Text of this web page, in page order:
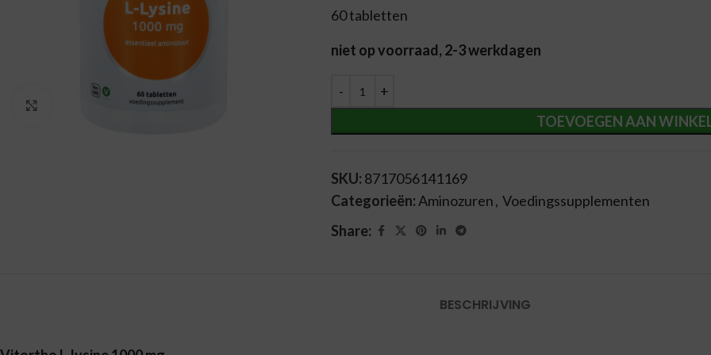
60 tabletten
niet op voorraad, 2-3 werkdagen
TOEVOEGEN AAN
Alternative:
SKU: 8717056141169
Categorieën: Aminozuren, Voedingssupplementen
Share:
BESCHRIJVING